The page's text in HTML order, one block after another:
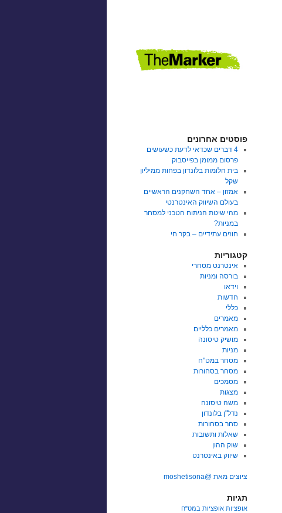
פוסטים אחרונים
4 דברים שכדאי לדעת כשעושים
פרסום ממומן בפייסבוק
בית חלומות בלונדון בפחות ממיליון
שקל
אמזון – אחד השחקנים הראשיים
בעולם השיווק האינטרנטי
מהי שיטת הניתוח הטכני למסחר
במניות?
חוזים עתידיים – בקר חי
קטגוריות
אינטרנט מסחרי
בורסה ומניות
וידאו
חדשות
כללי
מאמרים
מאמרים כלליים
מושיק טיסונה
מניות
מסחר במט"ח
מסחר בסחורות
מסמכים
מצגות
משה טיסונה
נדל"ן בלונדון
סחר בסחורות
שאלות ותשובות
שוק ההון
שיווק באינטרנט
ציוצים מאת @moshetisona
תגיות
אופציות אופציות במט"ח